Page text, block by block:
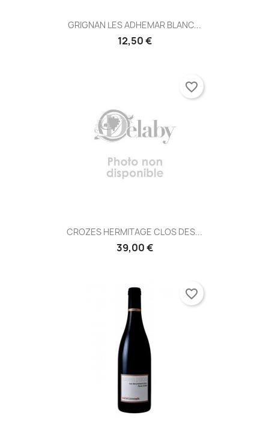
GRIGNAN LES ADHEMAR BLANC...
12,50 €
CROZES HERMITAGE CLOS DES...
39,00 €
favorite_border
favorite_border